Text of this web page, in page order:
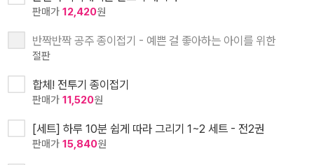
판매가 12,420원
반짝반짝 공주 종이접기 - 예쁜 걸 좋아하는 아이를 위한
절판
합체! 전투기 종이접기
판매가 11,520원
[세트] 하루 10분 쉽게 따라 그리기 1~2 세트 - 전2권
판매가 15,840원